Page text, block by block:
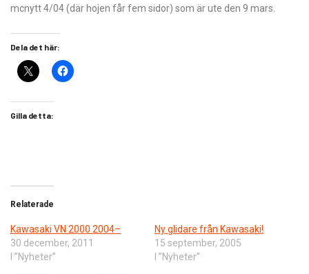
mcnytt 4/04 (där hojen får fem sidor) som är ute den 9 mars.
Dela det här:
Gilla detta:
Relaterade
Kawasaki VN 2000 2004–
30 december, 2011
I ”Nyheter”
Ny glidare från Kawasaki!
15 september, 2005
I ”Nyheter”